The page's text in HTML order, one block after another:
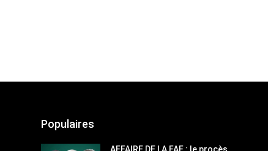
Populaires
AFFAIRE DE LA FAF : le procès